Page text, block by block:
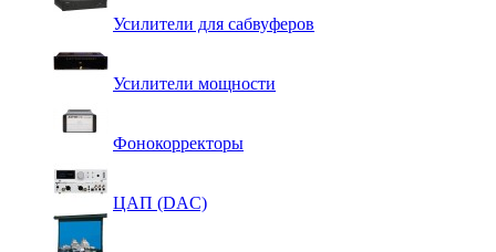
Усилители для сабвуферов
Усилители мощности
Фонокорректоры
ЦАП (DAC)